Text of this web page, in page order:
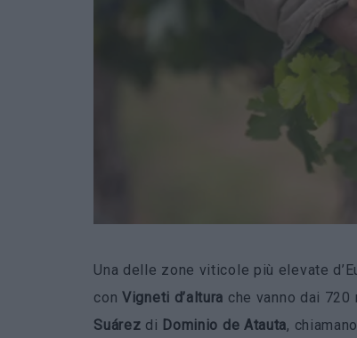
Una delle zone viticole più elevate
con Vigneti d’altura che vanno dai
Suárez di Dominio de Atauta,